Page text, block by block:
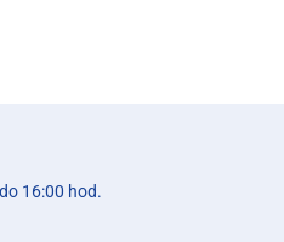
16:00 hod.